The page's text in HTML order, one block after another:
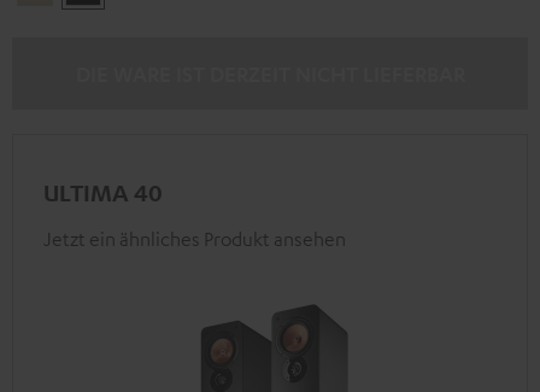
/
ULTIMA 40
Jetzt ein ähnliches Produkt ansehen